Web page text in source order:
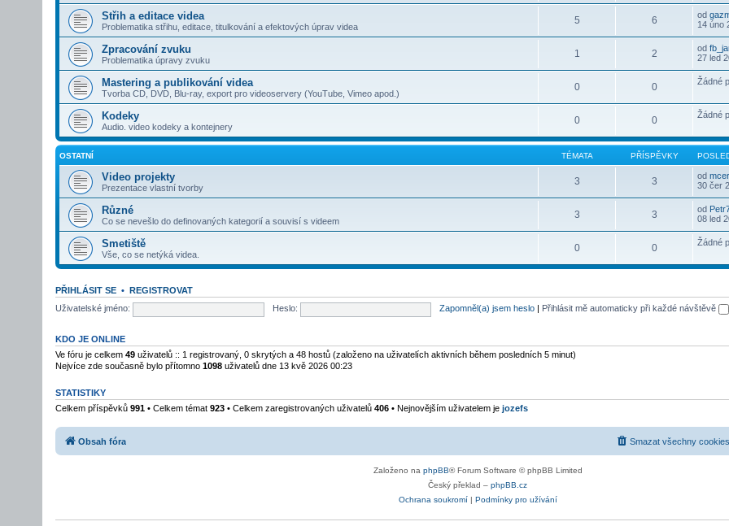
Střih a editace videa
Problematika střihu, editace, titulkování a efektových úprav videa
5 6 od
14 úno
Zpracování zvuku
Problematika úpravy zvuku
1 2 od
27 led
Mastering a publikování videa
Tvorba CD, DVD, Blu-ray, export pro videoservery (YouTube, Vimeo apod.)
0 0 Žádné
Kodeky
Audio. video kodeky a kontejnery
0 0 Žádné
OSTATNÍ TÉMATA PŘÍSPĚVKY
Video projekty
Prezentace vlastní tvorby
3 3 od
30 čer
Různé
Co se nevešlo do definovaných kategorií a souvisí s videem
3 3 od
08 led
Smetiště
Vše, co se netýká videa.
0 0 Žádné
PŘIHLÁSIT SE • REGISTROVAT
Uživatelské jméno:
Heslo: Zapomněl(a) jsem heslo Přihlásit mě automaticky při každé návštěvě
KDO JE ONLINE
Ve fóru je celkem 49 uživatelů :: 1 registrovaný, 0 skrytých a 48 hostů (založeno na uživatelích aktivních během posledních 5 minut)
Nejvíce zde současně bylo přítomno 1098 uživatelů dne 13 kvě 2026 00:23
STATISTIKY
Celkem příspěvků 991 • Celkem témat 923 • Celkem zaregistrovaných uživatelů 406 • Nejnovějším uživatelem je jozefs
Obsah fóra Smazat všechny
Založeno na phpBB® Forum Software © phpBB Limited
Český překlad – phpBB.cz
Ochrana soukromí| Podmínky pro užívání